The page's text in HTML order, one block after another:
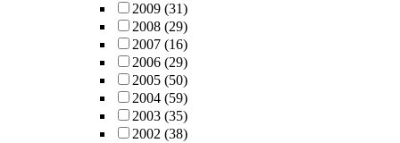
2009 (31)
2008 (29)
2007 (16)
2006 (29)
2005 (50)
2004 (59)
2003 (35)
2002 (38)